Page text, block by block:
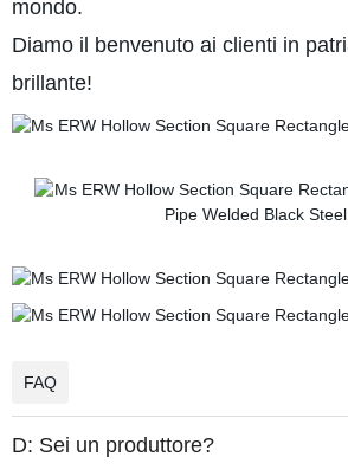
mondo.
Diamo il benvenuto ai clienti in
brillante!
FAQ
D: Sei un produttore?